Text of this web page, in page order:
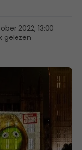
2022, 13:00
gelezen